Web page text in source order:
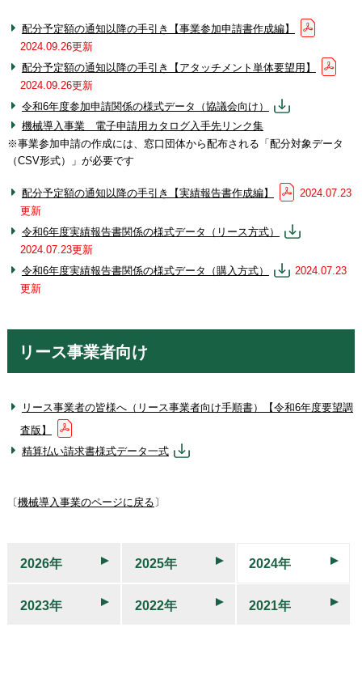
配分予定額の通知以降の手引き【事業参加申請書作成編】
2024.09.26更新
配分予定額の通知以降の手引き【アタッチメント単体要望用】
2024.09.26更新
令和6年度参加申請関係の様式データ（協議会向け）
機械導入事業 電子申請用カタログ入手先リンク集
※事業参加申請の作成には、窓口団体から配布される「配分対象データ
（CSV形式）」が必要です
配分予定額の通知以降の手引き【実績報告書作成編】
2024.07.23
更新
令和6年度実績報告書関係の様式データ（リース方式）
2024.07.23更新
令和6年度実績報告書関係の様式データ（購入方式）
2024.07.23
更新
リース事業者向け
リース事業者の皆様へ（リース事業者向け手順書）【令和6年度要望調
査版】
精算払い請求書様式データ一式
〔機械導入事業のページに戻る〕
2026年 2025年 2024年
2023年 2022年 2021年